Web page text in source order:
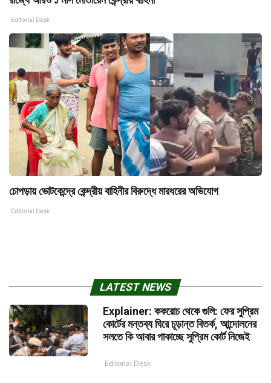
Editorial Desk
চোপড়ায় ভোটকেন্দ্রে কেন্দ্রীয় বাহিনীর বিরুদ্ধে মারধরের অভিযোগ
Editorial Desk
LATEST NEWS
Explainer: ককরোচ থেকে গুলি: ফের সুপ্রিম
কোর্টের মন্তব্য ঘিরে চূড়ান্ত বিতর্ক, আন্দোলনের
সলতে কি আবার পাকাচ্ছে সুপ্রিম কোর্ট নিজেই
Editorial Desk